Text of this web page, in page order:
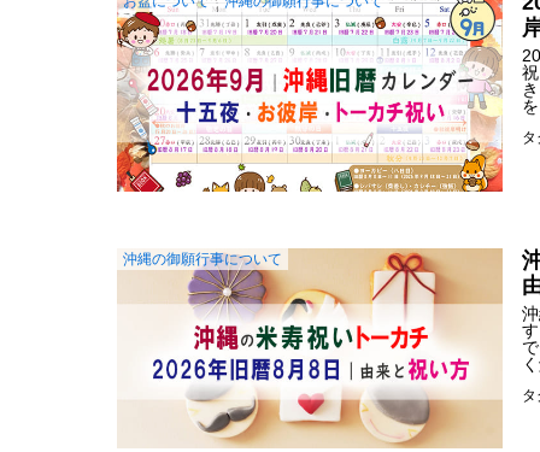
タ
沖縄の御願行事について
タ